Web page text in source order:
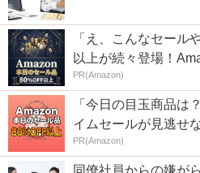
「え、こんなセール
以上が続々登場！
PR(Amazon)
「今日の目玉商品は
イムセールが見逃せ
PR(Amazon)
同僚社員からの嫌が